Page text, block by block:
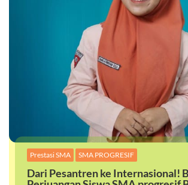
Prestasi SMA SMA PROGRESIF
Dari Pesantren ke Internasional!